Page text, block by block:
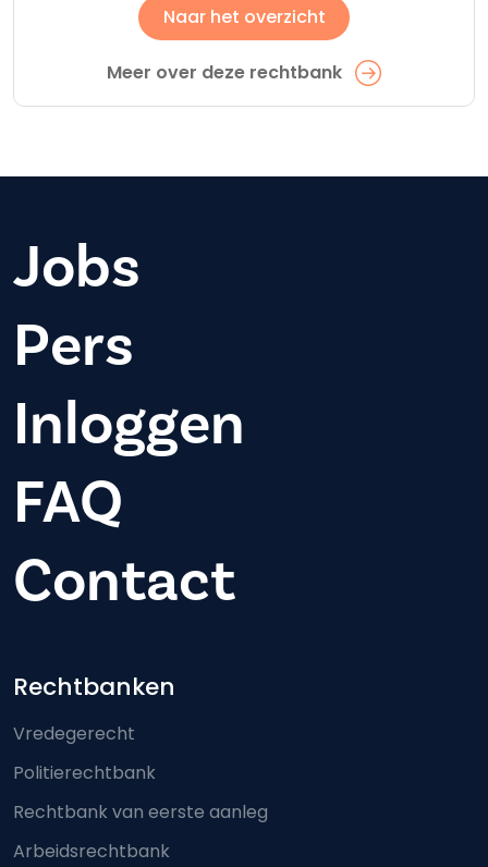
Naar het overzicht
Meer over deze rechtbank
Jobs
Pers
Inloggen
FAQ
Contact
Footer-menu
Rechtbanken
Vredegerecht
Politierechtbank
Rechtbank van eerste aanleg
Arbeidsrechtbank